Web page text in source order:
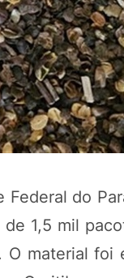
do
1,5 mil
material foi